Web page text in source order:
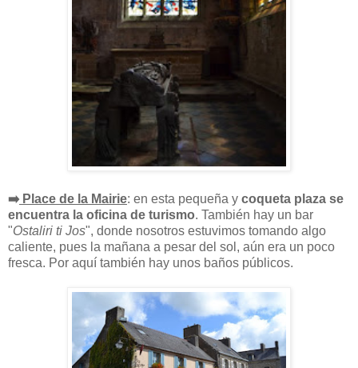
➡️ Place de la Mairie: en esta pequeña y coqueta plaza se
encuentra la oficina de turismo. También hay un bar
"Ostaliri ti Jos", donde nosotros estuvimos tomando algo
caliente, pues la mañana a pesar del sol, aún era un poco
fresca. Por aquí también hay unos baños públicos.